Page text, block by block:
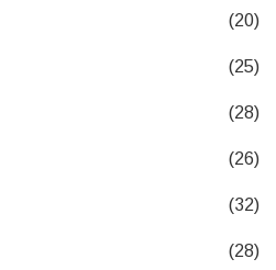
(20)
(25)
(28)
(26)
(32)
(28)